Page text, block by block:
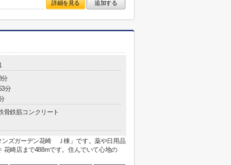
詳細を見る 追加する
分
分
骨鉄筋コンクリート
ンズガーデン花崎 Ｊ棟」です。薬や日用品
花崎店まで488mです。住んでいて心地の